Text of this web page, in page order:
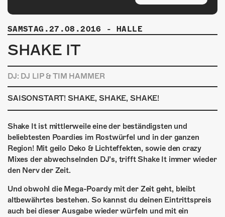
SHOP
MITMACHEN
SAMSTAG.27.08.2016 - HALLE
SHAKE IT
DJ: DJ LIP & TIM HAMMER
SAISONSTART! SHAKE, SHAKE, SHAKE!
Shake It ist mittlerweile eine der beständigsten und
beliebtesten Poardies im Rostwürfel und in der ganzen
Region! Mit geilo Deko & Lichteffekten, sowie den crazy
Mixes der abwechselnden DJ’s, trifft Shake It immer wieder
den Nerv der Zeit.
Und obwohl die Mega-Poardy mit der Zeit geht, bleibt
altbewährtes bestehen. So kannst du deinen Eintrittspreis
auch bei dieser Ausgabe wieder würfeln und mit ein